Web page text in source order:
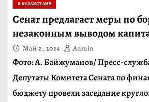
В КАЗАХСТАНЕ
Сенат предлагает меры по
незаконным выводом
Май 2, 2024 Admin
Фото: А. Байжуманов/ Пресс-
Депутаты Комитета Сената по
бюджету провели заседание